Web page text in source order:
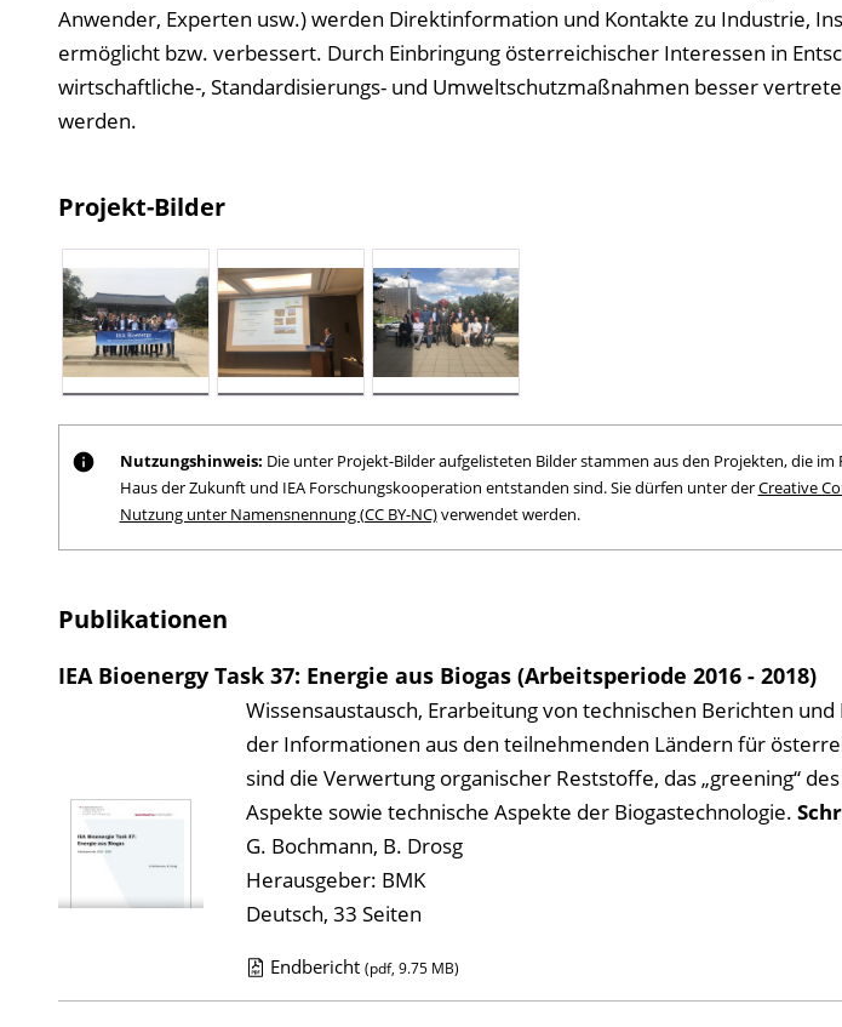
Anwender, Experten usw.) werden Direktinformation und Kontakte zu Industrie,
ermöglicht bzw. verbessert. Durch Einbringung österreichischer Interessen in
wirtschaftliche-, Standardisierungs- und Umweltschutzmaßnahmen besser
werden.
Projekt-Bilder
Nutzungshinweis: Die unter Projekt-Bilder aufgelisteten Bilder stammen aus den Projekten, die
Haus der Zukunft und IEA Forschungskooperation entstanden sind. Sie dürfen unter derCreative
Nutzung unter Namensnennung (CC BY-NC)verwendet werden.
Publikationen
IEA Bioenergy Task 37: Energie aus Biogas (Arbeitsperiode 2016 - 2018)
Wissensaustausch, Erarbeitung von technischen Berichten
der Informationen aus den teilnehmenden Ländern für
sind die Verwertung organischer Reststoffe, das „greening“
Aspekte sowie technische Aspekte der Biogastechnologie.
G. Bochmann, B. Drosg
Herausgeber: BMK
Deutsch, 33 Seiten
D
Endbericht (pdf, 9.75 MB)